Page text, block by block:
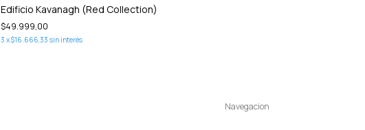
Edificio Kavanagh (Red Collection)
$49.999,00
3 x$16.666,33 sin interés
Navegacion